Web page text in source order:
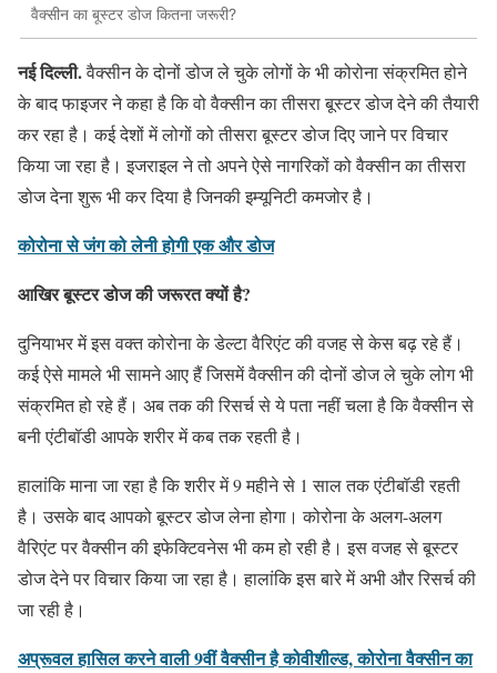
वैक्सीन का बूस्टर डोज कितना जरूरी?
नई दिल्ली.वैक्सीन के दोनों डोज ले चुके लोगों के भी कोरोना संक्रमित होने
के बाद फाइजर ने कहा है कि वो वैक्सीन का तीसरा बूस्टर डोज देने की तैयारी
कर रहा है। कई देशों में लोगों को तीसरा बूस्टर डोज दिए जाने पर विचार
किया जा रहा है। इजराइल ने तो अपने ऐसे नागरिकों को वैक्सीन का तीसरा
डोज देना शुरू भी कर दिया है जिनकी इम्यूनिटी कमजोर है।
कोरोना से जंग को लेनी होगी एक और डोज
आखिर बूस्टर डोज की जरूरत क्यों है?
दुनियाभर में इस वक्त कोरोना के डेल्टा वैरिएंट की वजह से केस बढ़ रहे हैं।
कई ऐसे मामले भी सामने आए हैं जिसमें वैक्सीन की दोनों डोज ले चुके लोग भी
संक्रमित हो रहे हैं। अब तक की रिसर्च से ये पता नहीं चला है कि वैक्सीन से
बनी एंटीबॉडी आपके शरीर में कब तक रहती है।
हालांकि माना जा रहा है कि शरीर में 9 महीने से 1 साल तक एंटीबॉडी रहती
है। उसके बाद आपको बूस्टर डोज लेना होगा। कोरोना के अलग-अलग
वैरिएंट पर वैक्सीन की इफेक्टिवनेस भी कम हो रही है। इस वजह से बूस्टर
डोज देने पर विचार किया जा रहा है। हालांकि इस बारे में अभी और रिसर्च की
जा रही है।
अप्रूवल हासिल करने वाली 9वीं वैक्सीन है कोवीशील्ड, कोरोना वैक्सीन का